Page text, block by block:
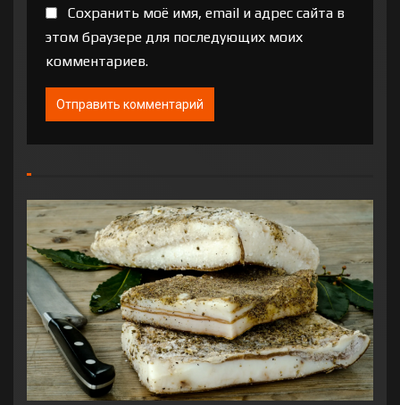
Сохранить моё имя, email и адрес сайта в
этом браузере для последующих моих
комментариев.